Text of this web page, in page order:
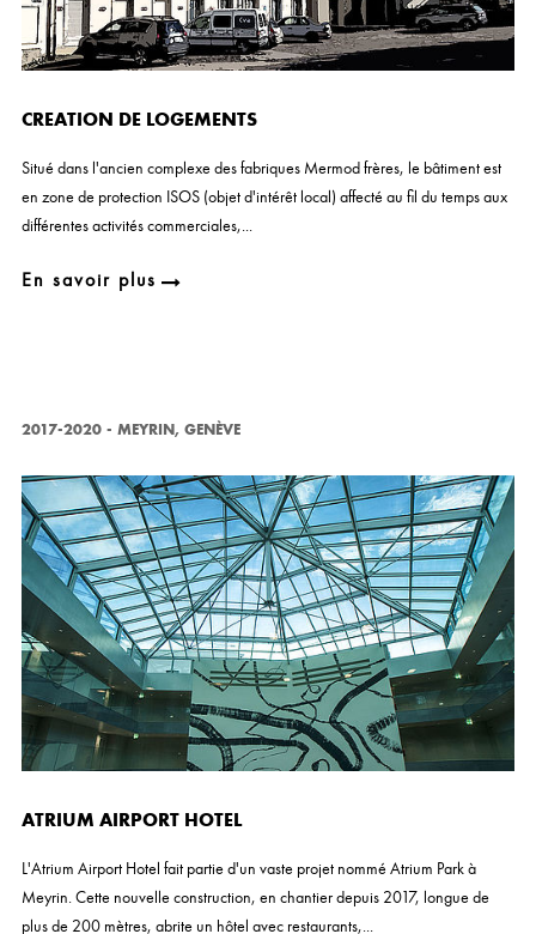
CREATION DE LOGEMENTS
Situé dans l'ancien complexe des fabriques Mermod frères, le bâtiment est
en zone de protection ISOS (objet d'intérêt local) affecté au fil du temps aux
différentes activités commerciales,...
En savoir plus
2017-2020 - MEYRIN, GENÈVE
ATRIUM AIRPORT HOTEL
L'Atrium Airport Hotel fait partie d'un vaste projet nommé Atrium Park à
Meyrin. Cette nouvelle construction, en chantier depuis 2017, longue de
plus de 200 mètres, abrite un hôtel avec restaurants,...